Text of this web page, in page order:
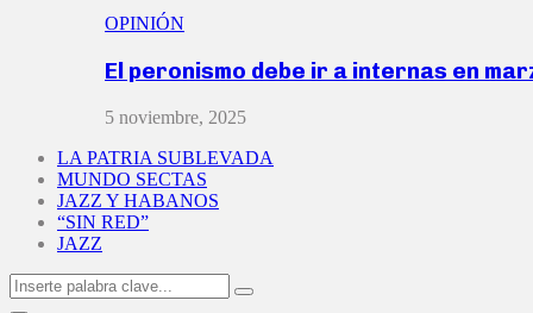
OPINIÓN
El peronismo debe ir a internas en
5 noviembre, 2025
LA PATRIA SUBLEVADA
MUNDO SECTAS
JAZZ Y HABANOS
“SIN RED”
JAZZ
Search
for:
Search